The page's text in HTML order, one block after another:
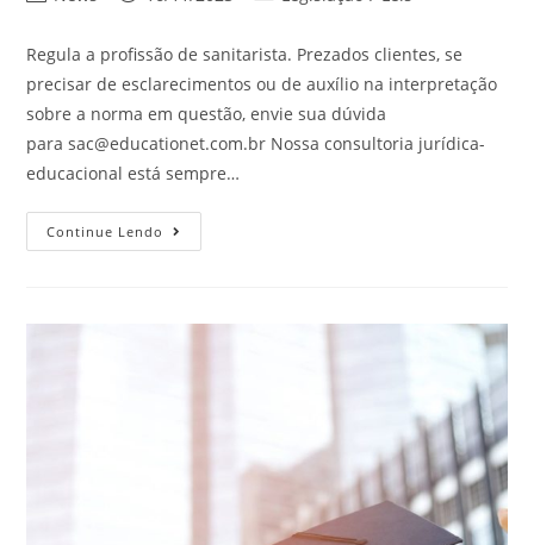
Regula a profissão de sanitarista. Prezados clientes, se
precisar de esclarecimentos ou de auxílio na interpretação
sobre a norma em questão, envie sua dúvida
parasac@educationet.com.br Nossa consultoria jurídica-
educacional está sempre…
Continue Lendo